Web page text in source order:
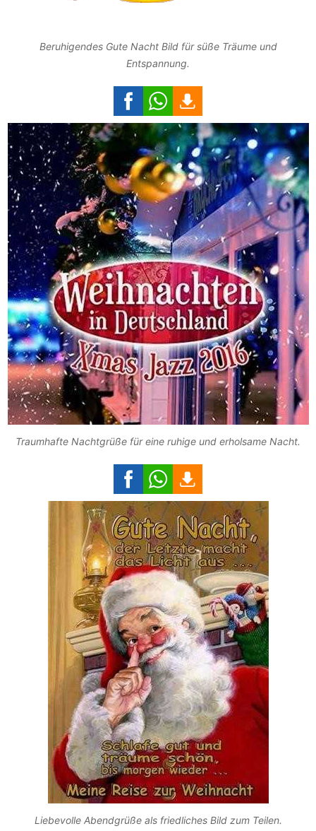
Beruhigendes Gute Nacht Bild für süße Träume und
Entspannung.
Traumhafte Nachtgrüße für eine ruhige und erholsame Nacht.
Liebevolle Abendgrüße als friedliches Bild zum Teilen.